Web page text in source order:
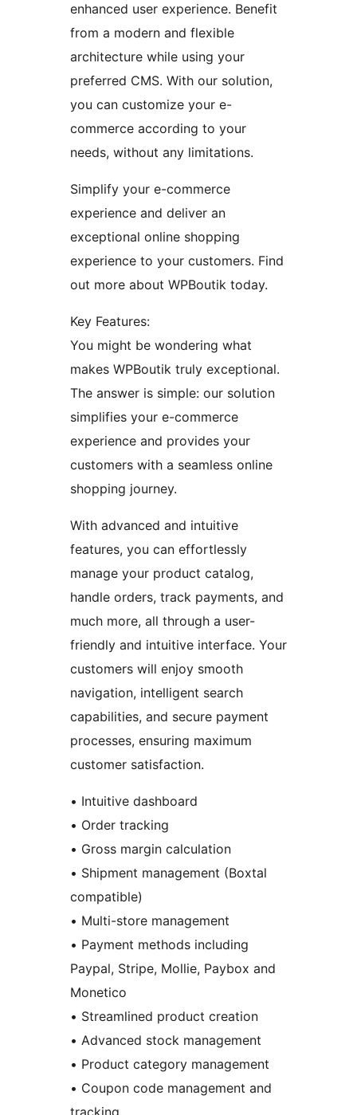
enhanced user experience. Benefit
from a modern and flexible
architecture while using your
preferred CMS. With our solution,
you can customize your e-
commerce according to your
needs, without any limitations.
Simplify your e-commerce
experience and deliver an
exceptional online shopping
experience to your customers. Find
out more about WPBoutik today.
Key Features:
You might be wondering what
makes WPBoutik truly exceptional.
The answer is simple: our solution
simplifies your e-commerce
experience and provides your
customers with a seamless online
shopping journey.
With advanced and intuitive
features, you can effortlessly
manage your product catalog,
handle orders, track payments, and
much more, all through a user-
friendly and intuitive interface. Your
customers will enjoy smooth
navigation, intelligent search
capabilities, and secure payment
processes, ensuring maximum
customer satisfaction.
• Intuitive dashboard
• Order tracking
• Gross margin calculation
• Shipment management (Boxtal
compatible)
• Multi-store management
• Payment methods including
Paypal, Stripe, Mollie, Paybox and
Monetico
• Streamlined product creation
• Advanced stock management
• Product category management
• Coupon code management and